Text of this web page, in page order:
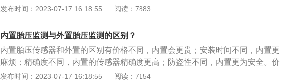
胎压监测其实就是给轮胎设定个气压值，胎压低于设定的值就会报警，在修好轮
就是让电脑记录现在的胎压。２、重设：每次更换轮胎如备胎，在更换回来时，
胎压有变动后，都做一下设置。
发布时间：2023-07-17 16:18:55 阅读：7883
内置胎压监测与外置胎压监测的区别？
内置胎压传感器和外置的区别有价格不同，内置会更贵；安装时间不同，内置更
麻烦；精确度不同，内置的传感器精确度更高；防盗性不同，内置更为安全。价
格方面：内置胎压监测相对外置胎压监测较贵。安装时间方面：安装内置式胎压
发布时间：2023-07-17 16:18:55 阅读：7154